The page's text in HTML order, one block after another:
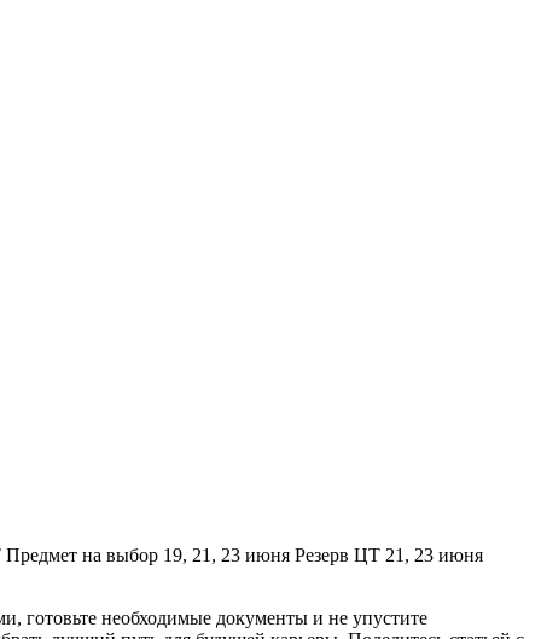
на выбор 19, 21, 23 июня Резерв ЦТ 21, 23 июня
готовьте необходимые документы и не упустите